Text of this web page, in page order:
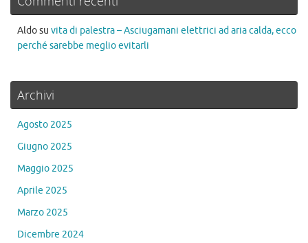
Aldosu vita di palestra – Asciugamani elettrici ad aria calda, ecco
perché sarebbe meglio evitarli
Archivi
Agosto 2025
Giugno 2025
Maggio 2025
Aprile 2025
Marzo 2025
Dicembre 2024